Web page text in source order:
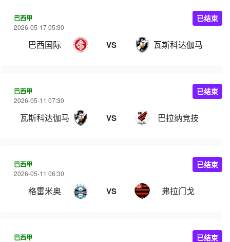
巴西甲
2026-05-17 05:30
巴西国际 VS 瓦斯科达伽马
已结束
巴西甲
2026-05-11 07:30
瓦斯科达伽马 VS 巴拉纳竞技
已结束
巴西甲
2026-05-11 06:30
格雷米奥 VS 弗拉门戈
已结束
巴西甲 已结束